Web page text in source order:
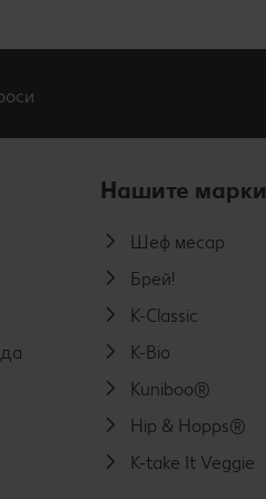
Нашите марки
Шеф месар
Брей!
K-Classic
K-Bio
Kuniboo®
Hip & Hopps®
K-take It Veggie